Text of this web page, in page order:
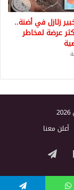
زلازل في أضنة..
عرضة لمخاطر
أعلن معنا
‏Google
Play
تيلقرام